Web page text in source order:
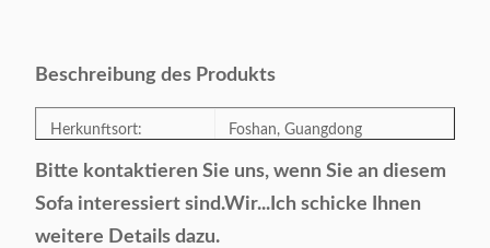
Beschreibung des Produkts
Herkunftsort: Foshan, Guangdong
Bitte kontaktieren Sie uns, wenn Sie an diesem
Sofa interessiert sind.Wir... Ich schicke Ihnen
weitere Details dazu.